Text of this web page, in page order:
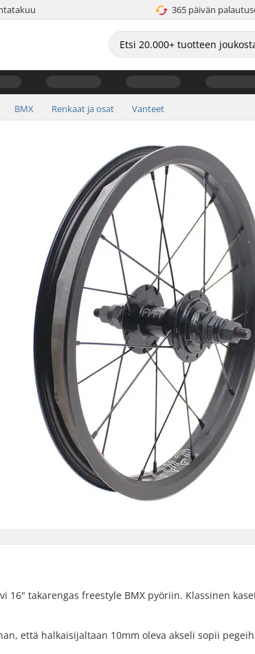
365 päivän
BMX Renkaat ja osat Vanteet
16" takarengas freestyle BMX pyöriin. Klassinen
että halkaisijaltaan 10mm oleva akseli sopii